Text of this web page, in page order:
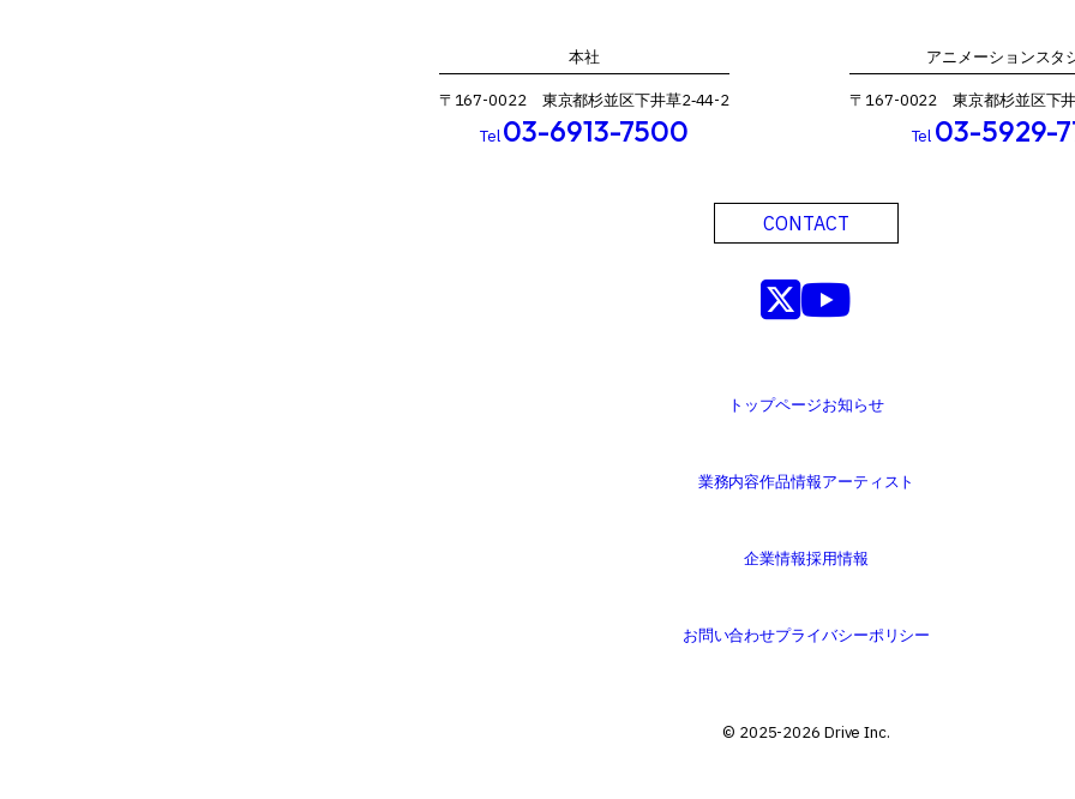
本社
〒167-0022 東京都杉並区下井草2‐44-2
Tel03-6913-7500
アニメーションスタ
〒167-0022 東京都杉並区下
Tel 03-5929-
CONTACT
トップページお知らせ
業務内容作品情報アーティスト
企業情報採用情報
お問い合わせプライバシーポリシー
©️ 2025-2026 Drive Inc.